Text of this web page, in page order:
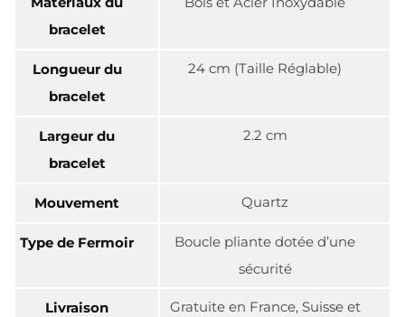
bracelet
Longueur du
bracelet
24 cm (Taille Réglable)
Largeur du
bracelet
2.2 cm
Mouvement Quartz
Type de Fermoir
Boucle pliante dotée d’une
sécurité
Livraison
Gratuite en France, Suisse et